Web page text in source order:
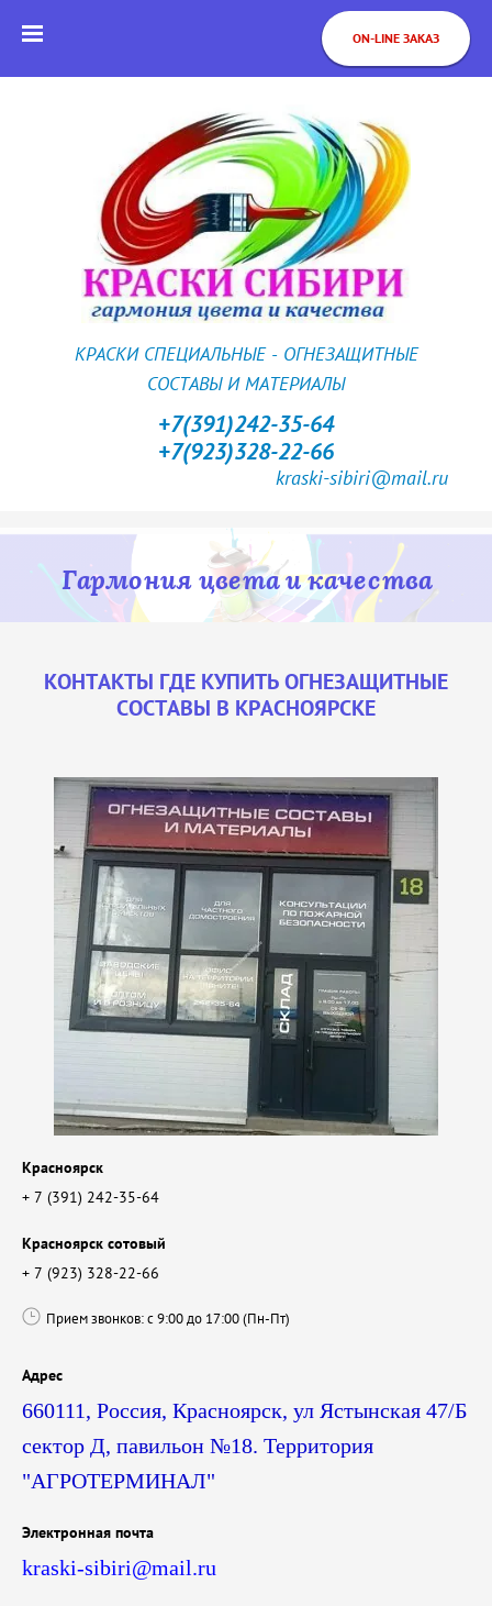
ON-LINE ЗАКАЗ
КРАСКИ СПЕЦИАЛЬНЫЕ - ОГНЕЗАЩИТНЫЕ
СОСТАВЫ И МАТЕРИАЛЫ
+7(391)242-35-64
+7(923)328-22-66
kraski-sibiri@mail.ru
Гармония цвета и качества
КОНТАКТЫ ГДЕ КУПИТЬ ОГНЕЗАЩИТНЫЕ
СОСТАВЫ В КРАСНОЯРСКЕ
Красноярск
+ 7 (391) 242-35-64
Красноярск сотовый
+ 7 (923) 328-22-66
Прием звонков: с 9:00 до 17:00 (Пн-Пт)
Адрес
660111, Россия, Красноярск, ул Ястынская 47/Б
сектор Д, павильон №18. Территория
"АГРОТЕРМИНАЛ"
Электронная почта
kraski-sibiri@mail.ru